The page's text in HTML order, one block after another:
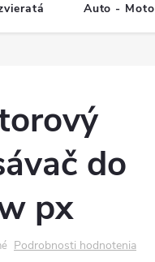
Auto - Moto
do
px
Podrobnosti hodnotenia